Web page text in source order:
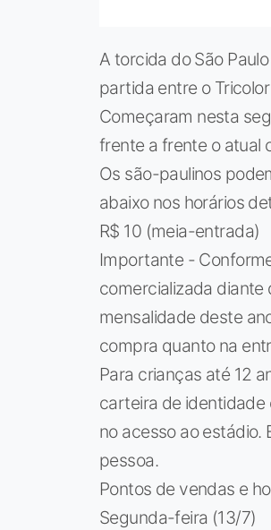
A torcida do São
partida entre o
Começaram nesta
frente a frente o atual
Os são-paulinos
abaixo nos horários
R$ 10 (meia-entrada)
Importante -
comercializada
mensalidade deste
compra quanto na
Para crianças até 12
carteira de identidade
no acesso ao estádio.
pessoa.
Pontos de vendas e
Segunda-feira (13/7)